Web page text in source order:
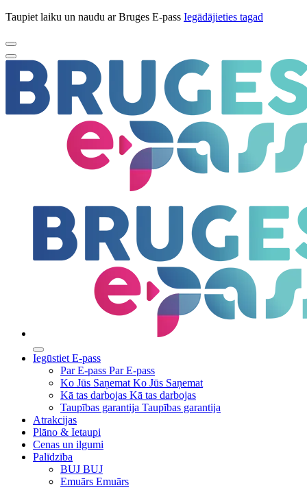
Taupiet laiku un naudu ar Bruges E-pass Iegādājieties tagad
Iegūstiet E-pass
Par E-pass Par E-pass
Ko Jūs Saņemat Ko Jūs Saņemat
Kā tas darbojas Kā tas darbojas
Taupības garantija Taupības garantija
Atrakcijas
Plāno & Ietaupi
Cenas un ilgumi
Palīdzība
BUJ BUJ
Emuārs Emuārs